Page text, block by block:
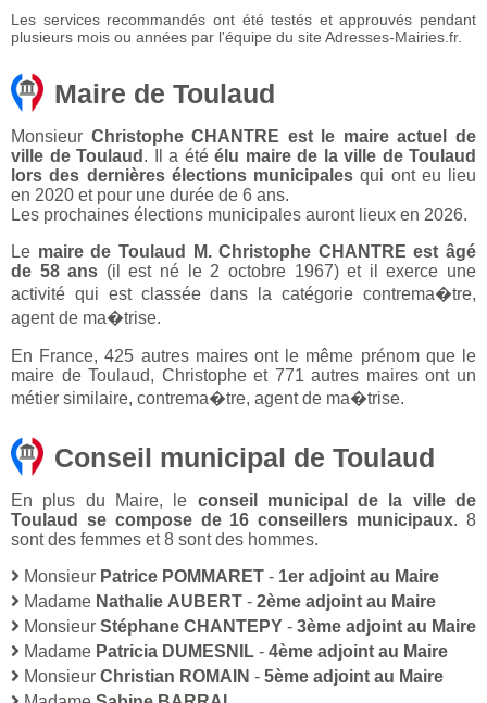
Les services recommandés ont été testés et approuvés pendant
plusieurs mois ou années par l'équipe du site Adresses-Mairies.fr.
Maire de Toulaud
Monsieur Christophe CHANTRE est le maire actuel de
ville de Toulaud . Il a été élu maire de la ville de Toulaud
lors des dernières élections municipales qui ont eu lieu
en 2020 et pour une durée de 6 ans.
Les prochaines élections municipales auront lieux en 2026.
Le maire de Toulaud M. Christophe CHANTRE est âgé
de 58 ans (il est né le 2 octobre 1967) et il exerce une
activité qui est classée dans la catégorie contrema�tre,
agent de ma�trise.
En France, 425 autres maires ont le même prénom que le
maire de Toulaud, Christophe et 771 autres maires ont un
métier similaire, contrema�tre, agent de ma�trise.
Conseil municipal de Toulaud
En plus du Maire, le conseil municipal de la ville de
Toulaud se compose de 16 conseillers municipaux. 8
sont des femmes et 8 sont des hommes.
Monsieur Patrice POMMARET - 1er adjoint au Maire
Madame Nathalie AUBERT - 2ème adjoint au Maire
Monsieur Stéphane CHANTEPY - 3ème adjoint au Maire
Madame Patricia DUMESNIL - 4ème adjoint au Maire
Monsieur Christian ROMAIN - 5ème adjoint au Maire